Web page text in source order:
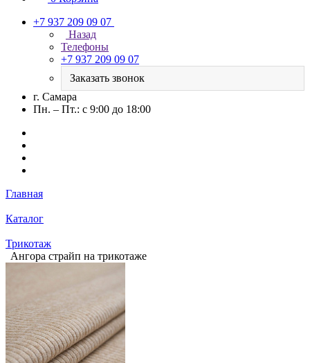
+7 937 209 09 07
Назад
Телефоны
+7 937 209 09 07
Заказать звонок
г. Самара
Пн. – Пт.: с 9:00 до 18:00
Главная
Каталог
Трикотаж
Ангора страйп на трикотаже